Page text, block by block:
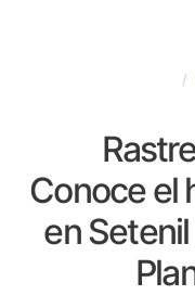
Conoce el
en